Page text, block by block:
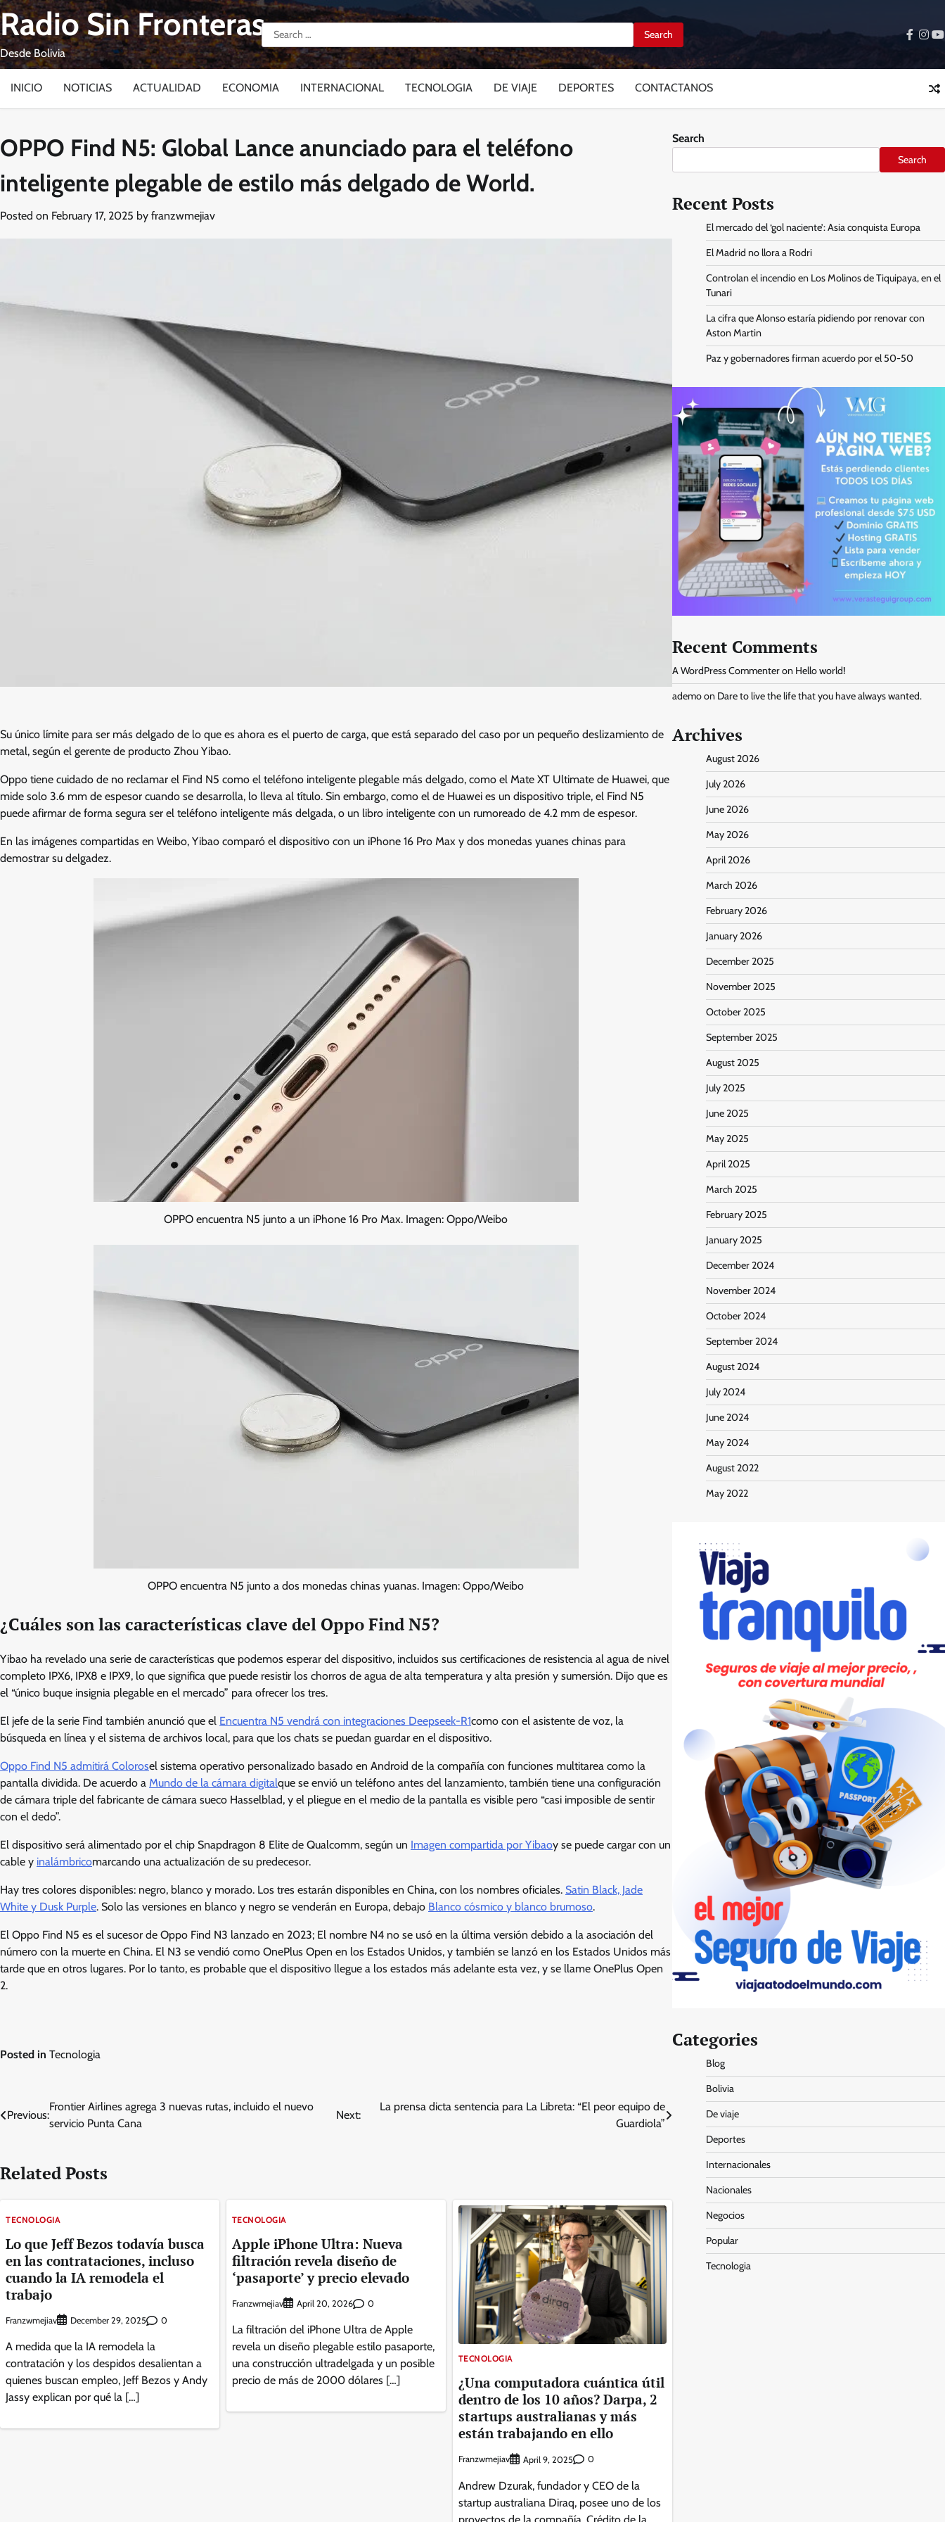
Skip
to
content
Radio Sin Fronteras
Desde Bolivia
Search
for:
INICIO NOTICIAS ACTUALIDAD ECONOMIA INTERNACIONAL TECNOLOGIA DE VIAJE DEPORTES CONTACTANOS
OPPO Find N5: Global Lance anunciado para el teléfono
inteligente plegable de estilo más delgado de World.
Posted on February 17, 2025 by franzwmejiav
Su único límite para ser más delgado de lo que es ahora es el puerto de carga, que está separado del caso por un pequeño deslizamiento de
metal, según el gerente de producto Zhou Yibao.
Oppo tiene cuidado de no reclamar el Find N5 como el teléfono inteligente plegable más delgado, como el Mate XT Ultimate de Huawei, que
mide solo 3.6 mm de espesor cuando se desarrolla, lo lleva al título. Sin embargo, como el de Huawei es un dispositivo triple, el Find N5
puede afirmar de forma segura ser el teléfono inteligente más delgada, o un libro inteligente con un rumoreado de 4.2 mm de espesor.
En las imágenes compartidas en Weibo, Yibao comparó el dispositivo con un iPhone 16 Pro Max y dos monedas yuanes chinas para
demostrar su delgadez.
OPPO encuentra N5 junto a un iPhone 16 Pro Max. Imagen: Oppo/Weibo
OPPO encuentra N5 junto a dos monedas chinas yuanas. Imagen: Oppo/Weibo
¿Cuáles son las características clave del Oppo Find N5?
Yibao ha revelado una serie de características que podemos esperar del dispositivo, incluidos sus certificaciones de resistencia al agua de nivel
completo IPX6, IPX8 e IPX9, lo que significa que puede resistir los chorros de agua de alta temperatura y alta presión y sumersión. Dijo que es
el “único buque insignia plegable en el mercado” para ofrecer los tres.
El jefe de la serie Find también anunció que el Encuentra N5 vendrá con integraciones Deepseek-R1como con el asistente de voz, la
búsqueda en línea y el sistema de archivos local, para que los chats se puedan guardar en el dispositivo.
Oppo Find N5 admitirá Colorosel sistema operativo personalizado basado en Android de la compañía con funciones multitarea como la
pantalla dividida. De acuerdo a Mundo de la cámara digitalque se envió un teléfono antes del lanzamiento, también tiene una configuración
de cámara triple del fabricante de cámara sueco Hasselblad, y el pliegue en el medio de la pantalla es visible pero “casi imposible de sentir
con el dedo”.
El dispositivo será alimentado por el chip Snapdragon 8 Elite de Qualcomm, según un Imagen compartida por Yibaoy se puede cargar con un
cable y inalámbricomarcando una actualización de su predecesor.
Hay tres colores disponibles: negro, blanco y morado. Los tres estarán disponibles en China, con los nombres oficiales. Satin Black, Jade
White y Dusk Purple. Solo las versiones en blanco y negro se venderán en Europa, debajo Blanco cósmico y blanco brumoso.
El Oppo Find N5 es el sucesor de Oppo Find N3 lanzado en 2023; El nombre N4 no se usó en la última versión debido a la asociación del
número con la muerte en China. El N3 se vendió como OnePlus Open en los Estados Unidos, y también se lanzó en los Estados Unidos más
tarde que en otros lugares. Por lo tanto, es probable que el dispositivo llegue a los estados más adelante esta vez, y se llame OnePlus Open
2.
Posted in Tecnologia
Post
navigation
Previous:
Frontier Airlines agrega 3 nuevas rutas, incluido el nuevo
servicio Punta Cana
Next:
La prensa dicta sentencia para La Libreta: “El peor equipo de
Guardiola”
Related Posts
TECNOLOGIA
Lo que Jeff Bezos todavía busca
en las contrataciones, incluso
cuando la IA remodela el
trabajo
Franzwmejiav December 29, 2025 0
A medida que la IA remodela la
contratación y los despidos desalientan a
quienes buscan empleo, Jeff Bezos y Andy
Jassy explican por qué la […]
TECNOLOGIA
Apple iPhone Ultra: Nueva
filtración revela diseño de
‘pasaporte’ y precio elevado
Franzwmejiav April 20, 2026 0
La filtración del iPhone Ultra de Apple
revela un diseño plegable estilo pasaporte,
una construcción ultradelgada y un posible
precio de más de 2000 dólares […]
TECNOLOGIA
¿Una computadora cuántica útil
dentro de los 10 años? Darpa, 2
startups australianas y más
están trabajando en ello
Franzwmejiav April 9, 2025 0
Andrew Dzurak, fundador y CEO de la
startup australiana Diraq, posee uno de los
proyectos de la compañía. Crédito de la
Search
Search
Recent Posts
El mercado del ‘gol naciente’: Asia conquista Europa
El Madrid no llora a Rodri
Controlan el incendio en Los Molinos de Tiquipaya, en el
Tunari
La cifra que Alonso estaría pidiendo por renovar con
Aston Martin
Paz y gobernadores firman acuerdo por el 50-50
Recent Comments
A WordPress Commenteron Hello world!
ademoon Dare to live the life that you have always wanted.
Archives
August 2026
July 2026
June 2026
May 2026
April 2026
March 2026
February 2026
January 2026
December 2025
November 2025
October 2025
September 2025
August 2025
July 2025
June 2025
May 2025
April 2025
March 2025
February 2025
January 2025
December 2024
November 2024
October 2024
September 2024
August 2024
July 2024
June 2024
May 2024
August 2022
May 2022
Categories
Blog
Bolivia
De viaje
Deportes
Internacionales
Nacionales
Negocios
Popular
Tecnologia